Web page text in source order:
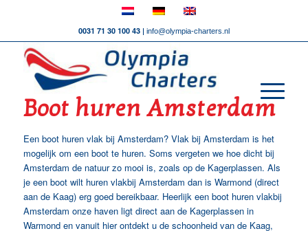
0031 71 30 100 43 | info@olympia-charters.nl
Boot huren Amsterdam
Een boot huren vlak bij Amsterdam? Vlak bij Amsterdam is het
mogelijk om een boot te huren. Soms vergeten we hoe dicht bij
Amsterdam de natuur zo mooi is, zoals op de Kagerplassen. Als
je een boot wilt huren vlakbij Amsterdam dan is Warmond (direct
aan de Kaag) erg goed bereikbaar. Heerlijk een boot huren vlakbij
Amsterdam onze haven ligt direct aan de Kagerplassen in
Warmond en vanuit hier ontdekt u de schoonheid van de Kaag,